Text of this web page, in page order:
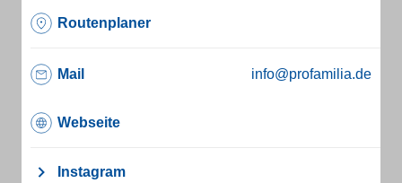
Routenplaner
Mail info@profamilia.de
Webseite
Instagram